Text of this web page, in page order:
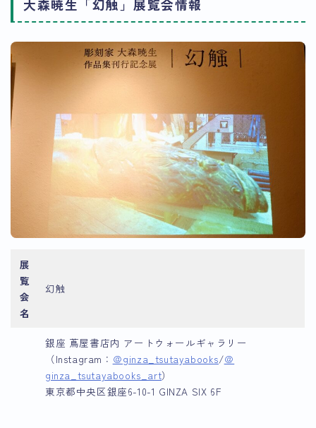
大森暁生「幻触」展覧会情報
展
覧
会
名
幻触
銀座 蔦屋書店内 アートウォールギャラリー
（Instagram： ＠ginza_tsutayabooks/＠
ginza_tsutayabooks_art）
東京都中央区銀座6-10-1 GINZA SIX 6F